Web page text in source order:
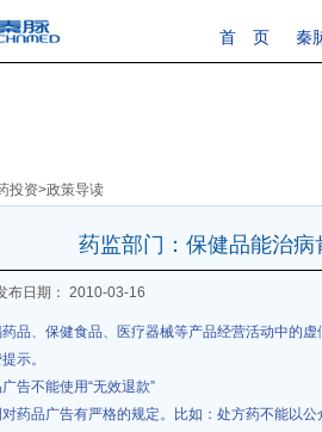
首 页 秦
投资>政策导读
药监部门：保健品能治病
布日期： 2010-03-16
品、保健食品、医疗器械等产品经营活动中的
示。
告不能使用“无效退款”
药品广告有严格的规定。比如：处方药不能以